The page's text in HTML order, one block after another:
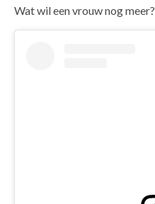
Wat wil een vrouw nog meer?